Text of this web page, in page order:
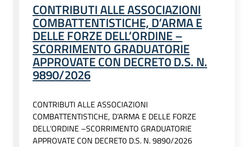
CONTRIBUTI ALLE ASSOCIAZIONI
COMBATTENTISTICHE, D’ARMA E
DELLE FORZE DELL’ORDINE –
SCORRIMENTO GRADUATORIE
APPROVATE CON DECRET0 D.S. N.
9890/2026
CONTRIBUTI ALLE ASSOCIAZIONI
COMBATTENTISTICHE, D’ARMA E DELLE FORZE
DELL’ORDINE –SCORRIMENTO GRADUATORIE
APPROVATE CON DECRET0 D.S. N. 9890/2026